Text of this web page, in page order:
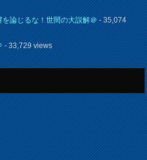
論じるな！世間の大誤解＠- 35,074
- 33,729 views